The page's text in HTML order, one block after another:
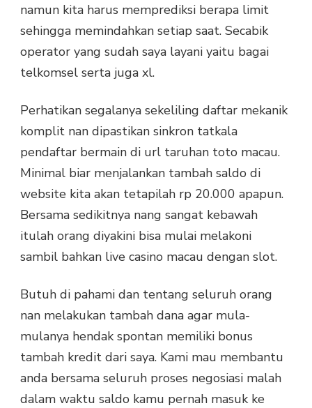
namun kita harus memprediksi berapa limit
sehingga memindahkan setiap saat. Secabik
operator yang sudah saya layani yaitu bagai
telkomsel serta juga xl.
Perhatikan segalanya sekeliling daftar mekanik
komplit nan dipastikan sinkron tatkala
pendaftar bermain di url taruhan toto macau.
Minimal biar menjalankan tambah saldo di
website kita akan tetapilah rp 20.000 apapun.
Bersama sedikitnya nang sangat kebawah
itulah orang diyakini bisa mulai melakoni
sambil bahkan live casino macau dengan slot.
Butuh di pahami dan tentang seluruh orang
nan melakukan tambah dana agar mula-
mulanya hendak spontan memiliki bonus
tambah kredit dari saya. Kami mau membantu
anda bersama seluruh proses negosiasi malah
dalam waktu saldo kamu pernah masuk ke